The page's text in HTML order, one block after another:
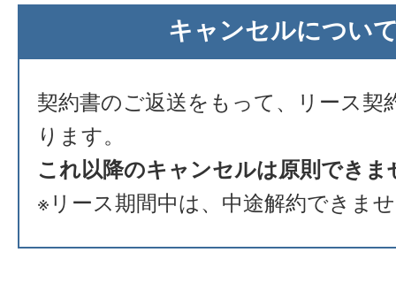
キャンセルについ
契約書のご返送をもって、リース契
ります。
これ以降のキャンセルは原則できま
※リース期間中は、中途解約できま